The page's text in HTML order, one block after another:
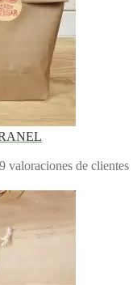
valoraciones de clientes